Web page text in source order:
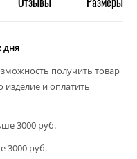
дня
получить товар
изделие и оплатить
3000 руб.
3000 руб.